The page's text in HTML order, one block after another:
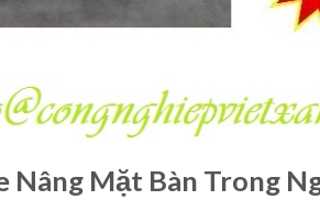
Nâng Mặt Bàn Trong